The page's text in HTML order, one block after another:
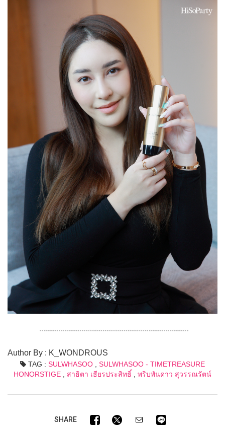
Author By : K_WONDROUS
TAG : SULWHASOO
SULWHASOO - TIMETREASURE
HONORSTIGE
สาธิตา เธียรประสิทธิ์ พริบพันดาว สุวรรณรัตน์
SHARE